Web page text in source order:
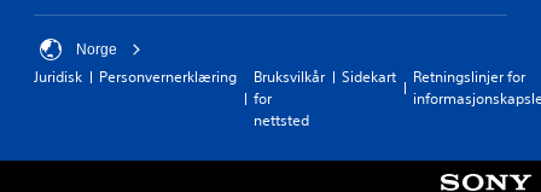
Norge
Juridisk Personvernerklæring
Bruksvilkår
for
nettsted
Sidekart
Retningslinjer for